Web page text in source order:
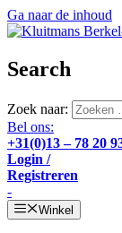
Ga naar de inhoud
Search
Zoek naar:
Bel ons:
+31(0)13 – 78 20
Login /
Registreren
-
Winkel